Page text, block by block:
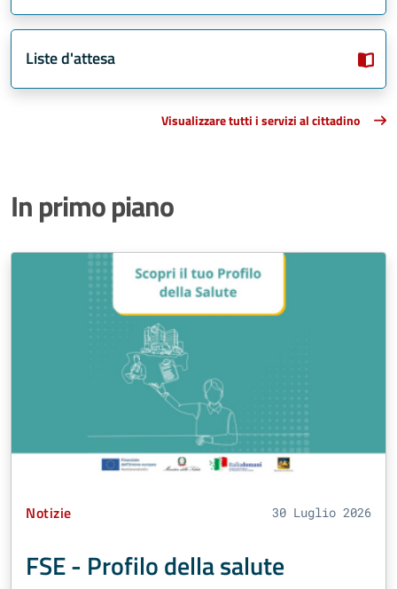
Liste d'attesa
Visualizzare tutti i servizi al cittadino
In primo piano
Tipo Contenuto:
Notizie 30 Luglio 2026
FSE - Profilo della salute